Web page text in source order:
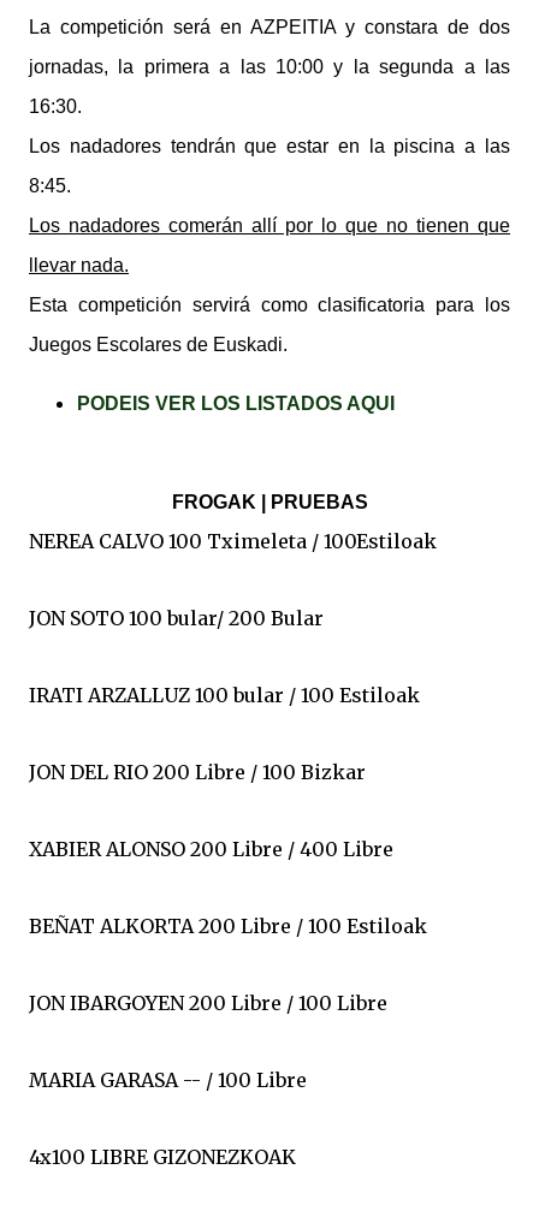
La competición será en AZPEITIA y constara de dos
jornadas, la primera a las 10:00 y la segunda a las
16:30.
Los nadadores tendrán que estar en la piscina a las
8:45.
Los nadadores comerán allí por lo que no tienen que
llevar nada.
Esta competición servirá como clasificatoria para los
Juegos Escolares de Euskadi.
PODEIS VER LOS LISTADOS AQUI
FROGAK | PRUEBAS
NEREA CALVO 100 Tximeleta / 100Estiloak
JON SOTO 100 bular/ 200 Bular
IRATI ARZALLUZ 100 bular / 100 Estiloak
JON DEL RIO 200 Libre / 100 Bizkar
XABIER ALONSO 200 Libre / 400 Libre
BEÑAT ALKORTA 200 Libre / 100 Estiloak
JON IBARGOYEN 200 Libre / 100 Libre
MARIA GARASA -- / 100 Libre
4x100 LIBRE GIZONEZKOAK